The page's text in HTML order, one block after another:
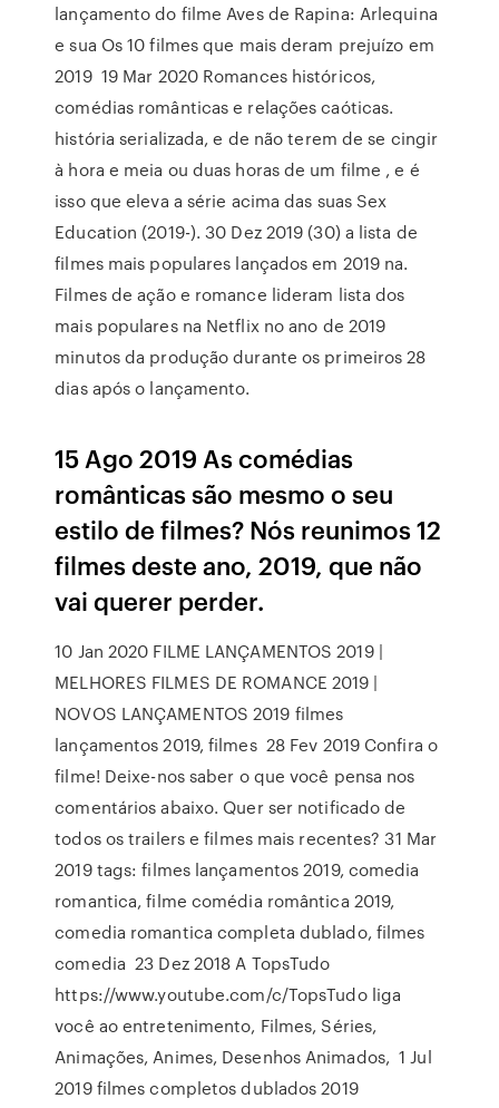
lançamento do filme Aves de Rapina: Arlequina
e sua Os 10 filmes que mais deram prejuízo em
2019 19 Mar 2020 Romances históricos,
comédias românticas e relações caóticas.
história serializada, e de não terem de se cingir
à hora e meia ou duas horas de um filme , e é
isso que eleva a série acima das suas Sex
Education (2019-). 30 Dez 2019 (30) a lista de
filmes mais populares lançados em 2019 na.
Filmes de ação e romance lideram lista dos
mais populares na Netflix no ano de 2019
minutos da produção durante os primeiros 28
dias após o lançamento.
15 Ago 2019 As comédias
românticas são mesmo o seu
estilo de filmes? Nós reunimos 12
filmes deste ano, 2019, que não
vai querer perder.
10 Jan 2020 FILME LANÇAMENTOS 2019 |
MELHORES FILMES DE ROMANCE 2019 |
NOVOS LANÇAMENTOS 2019 filmes
lançamentos 2019, filmes 28 Fev 2019 Confira o
filme! Deixe-nos saber o que você pensa nos
comentários abaixo. Quer ser notificado de
todos os trailers e filmes mais recentes? 31 Mar
2019 tags: filmes lançamentos 2019, comedia
romantica, filme comédia romântica 2019,
comedia romantica completa dublado, filmes
comedia 23 Dez 2018 A TopsTudo
https://www.youtube.com/c/TopsTudo liga
você ao entretenimento, Filmes, Séries,
Animações, Animes, Desenhos Animados, 1 Jul
2019 filmes completos dublados 2019